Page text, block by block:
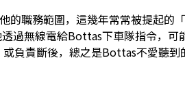
的職務範圍，這幾年常常被提起的
過無線電給Bottas下車隊指令，可
負責斷後，總之是Bottas不愛聽到